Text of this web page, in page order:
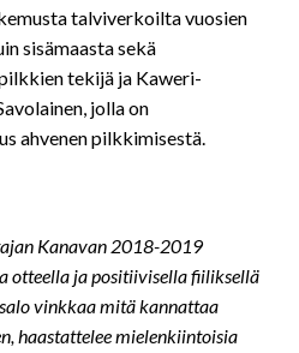
talviverkoilta vuosien
sisämaasta sekä
tekijä ja Kaweri-
jolla on
ahvenen pilkkimisestä.
Kanavan 2018-2019
otteella ja positiivisella fiiliksellä
vinkkaa mitä kannattaa
haastattelee mielenkiintoisia